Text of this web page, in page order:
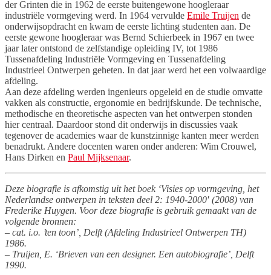
der Grinten die in 1962 de eerste buitengewone hoogleraar
industriële vormgeving werd. In 1964 vervulde Emile Truijen de
onderwijsopdracht en kwam de eerste lichting studenten aan. De
eerste gewone hoogleraar was Bernd Schierbeek in 1967 en twee
jaar later ontstond de zelfstandige opleiding IV, tot 1986
Tussenafdeling Industriële Vormgeving en Tussenafdeling
Industrieel Ontwerpen geheten. In dat jaar werd het een volwaardige
afdeling.
Aan deze afdeling werden ingenieurs opgeleid en de studie omvatte
vakken als constructie, ergonomie en bedrijfskunde. De technische,
methodische en theoretische aspecten van het ontwerpen stonden
hier centraal. Daardoor stond dit onderwijs in discussies vaak
tegenover de academies waar de kunstzinnige kanten meer werden
benadrukt. Andere docenten waren onder anderen: Wim Crouwel,
Hans Dirken en Paul Mijksenaar.
Deze biografie is afkomstig uit het boek ‘Visies op vormgeving, het
Nederlandse ontwerpen in teksten deel 2: 1940-2000′ (2008) van
Frederike Huygen. Voor deze biografie is gebruik gemaakt van de
volgende bronnen:
– cat. i.o. ’ten toon’, Delft (Afdeling Industrieel Ontwerpen TH)
1986.
– Truijen, E. ‘Brieven van een designer. Een autobiografie’, Delft
1990.